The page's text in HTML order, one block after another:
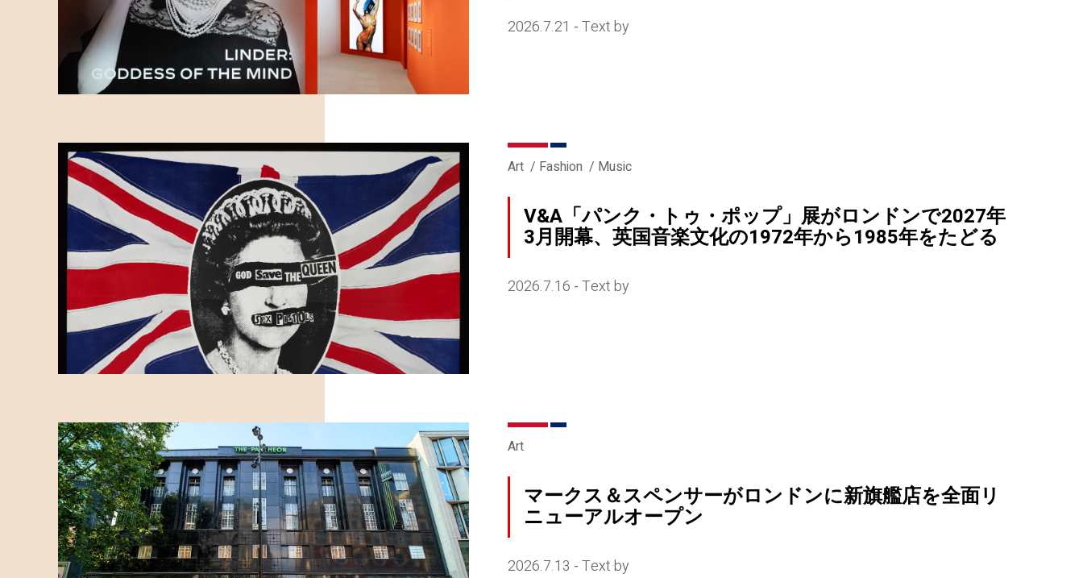
2026.7.21 - Text by
Art Fashion Music
V&A「パンク・トゥ・ポップ」展がロンドンで2027年
3月開幕、英国音楽文化の1972年から1985年をたどる
2026.7.16 - Text by
Art
マークス＆スペンサーがロンドンに新旗艦店を全面リ
ニューアルオープン
2026.7.13 - Text by